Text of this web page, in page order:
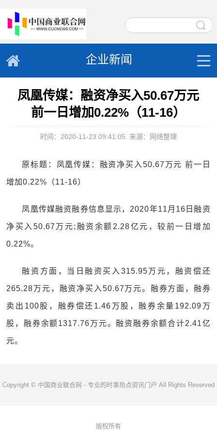
企业新闻
凤凰传媒：融资净买入50.67万元
前一日增加0.22%（11-16）
时间：2020-11-23 09:41:05 来源：网络整理
原标题：凤凰传媒：融资净买入50.67万元 前一日
增加0.22%（11-16）
凤凰传媒融资融券信息显示，2020年11月16日融资
净买入50.67万元;融资余额2.28亿元，较前一日增加
0.22%。
融资方面，当日融资买入315.95万元，融资偿还
265.28万元，融资净买入50.67万元。融券方面，融券
卖出100股，融券偿还1.46万股，融券余量192.09万
股，融券余额1317.76万元。融资融券余额合计2.41亿
元。
Copyright © 中国商业联合网 - 专业的时事热点资讯门户 All Rights Reserved
版权所有